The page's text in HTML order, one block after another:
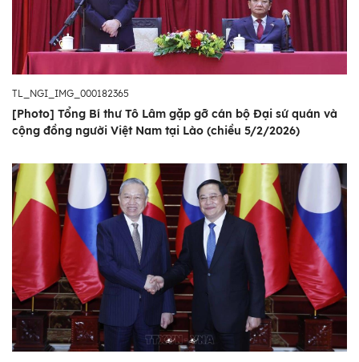
TL_NGI_IMG_000182365
[Photo] Tổng Bí thư Tô Lâm gặp gỡ cán bộ Đại sứ quán và
cộng đồng người Việt Nam tại Lào (chiều 5/2/2026)